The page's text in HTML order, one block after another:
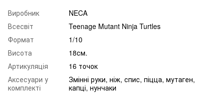
Виробник
NECA
Всесвіт
Teenage Mutant Ninja Turtles
Формат
1/10
Висота
18см.
Артикуляція
16 точок
Аксесуари у
комплекті
Змінні руки, ніж, спис, піцца, мутаген,
капці, нунчаки